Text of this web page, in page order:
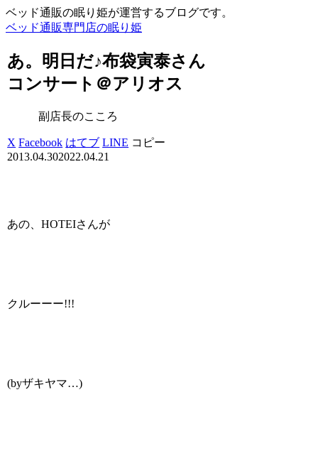
ベッド通販の眠り姫が運営するブログです。
ベッド通販専門店の眠り姫
あ。明日だ♪布袋寅泰さん
コンサート＠アリオス
副店長のこころ
X Facebook はてブ LINE コピー
2013.04.302022.04.21
あの、HOTEIさんが
クルーーー!!!
(byザキヤマ…)